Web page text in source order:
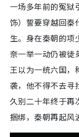
一场多年前的冤狱
饰）誓要穿越回秦
生。身在秦朝的
奈一举一动仍被徒
王以为一统六国，
袭，他不得不去寻
久别二十年终于再
捆绑，秦朝再起风